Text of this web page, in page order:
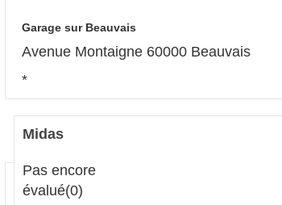
Garage sur Beauvais
Avenue Montaigne 60000 Beauvais
*
Midas
Pas encore
évalué(0)